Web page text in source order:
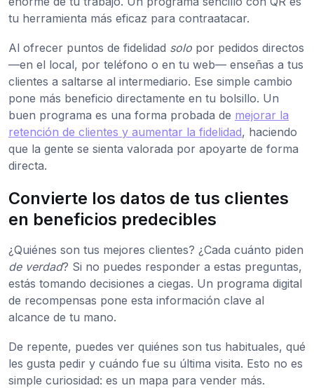
tu herramienta más eficaz para contraatacar.
Al ofrecer puntos de fidelidad solo por pedidos directos
—en el local, por teléfono o en tu web— enseñas a tus
clientes a saltarse al intermediario. Ese simple cambio
pone más beneficio directamente en tu bolsillo. Un
buen programa es una forma probada de mejorar la
retención de clientes y aumentar la fidelidad, haciendo
que la gente se sienta valorada por apoyarte de forma
directa.
Convierte los datos de tus clientes
en beneficios predecibles
¿Quiénes son tus mejores clientes? ¿Cada cuánto piden
de verdad? Si no puedes responder a estas preguntas,
estás tomando decisiones a ciegas. Un programa digital
de recompensas pone esta información clave al
alcance de tu mano.
De repente, puedes ver quiénes son tus habituales, qué
les gusta pedir y cuándo fue su última visita. Esto no es
simple curiosidad: es un mapa para vender más.